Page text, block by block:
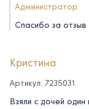
Администратор
Спасибо за
Кристина
Артикул: 7235031
Взяли с дочей